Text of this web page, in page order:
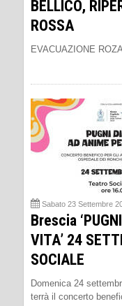
BELLICO,
ROSSA
EVACUAZIONE
Sabato 23 Settembre
Brescia
VITA’ 24
SOCIALE
Domenica 24
terrà il concerto